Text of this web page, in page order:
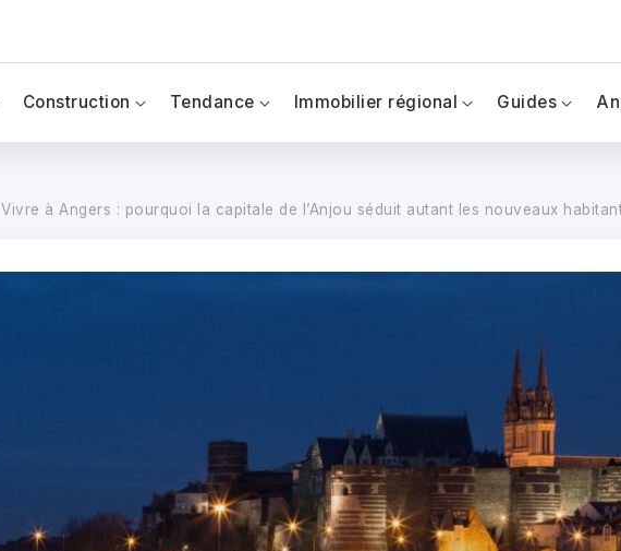
Construction Tendance Immobilier régional Guides
Vivre à Angers : pourquoi la capitale de l’Anjou séduit autant les nouveaux